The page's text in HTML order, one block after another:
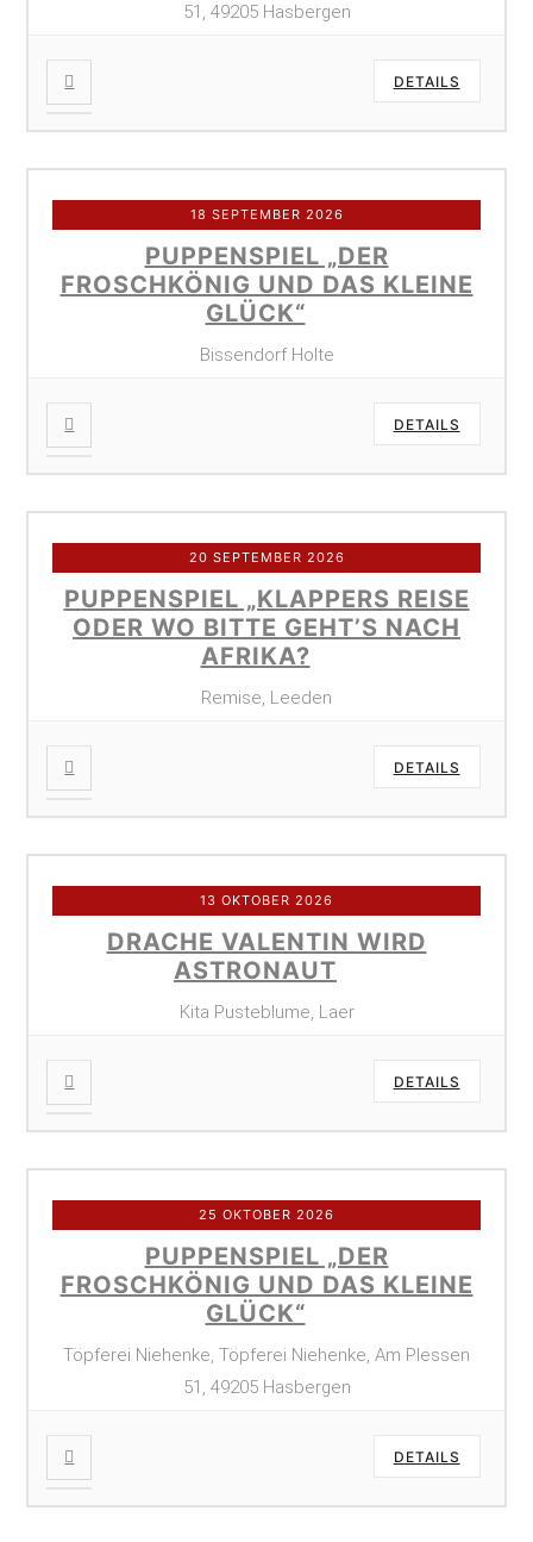
51, 49205 Hasbergen
DETAILS
18 SEPTEMBER 2026
PUPPENSPIEL „DER
FROSCHKÖNIG UND DAS KLEINE
GLÜCK“
Bissendorf Holte
DETAILS
20 SEPTEMBER 2026
PUPPENSPIEL „KLAPPERS REISE
ODER WO BITTE GEHT’S NACH
AFRIKA?
Remise, Leeden
DETAILS
13 OKTOBER 2026
DRACHE VALENTIN WIRD
ASTRONAUT
Kita Pusteblume, Laer
DETAILS
25 OKTOBER 2026
PUPPENSPIEL „DER
FROSCHKÖNIG UND DAS KLEINE
GLÜCK“
Töpferei Niehenke, Töpferei Niehenke, Am Plessen
51, 49205 Hasbergen
DETAILS